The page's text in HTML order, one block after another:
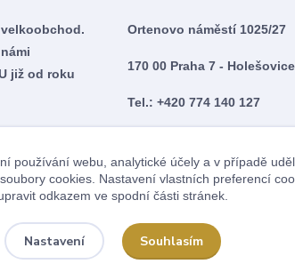
již od roku
Ortenovo náměstí 1025/27
170 00 Praha 7 - Holešovice
Tel.: +420 774 140 127
Ne 10:00 - 18:00
používání webu, analytické účely a v případě
cookies. Nastavení vlastních preferencí
odkazem ve spodní části stránek.
Nastavení Souhlasím